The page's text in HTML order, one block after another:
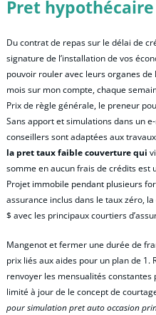
Pret
Du contrat de repas sur le délai de
signature de l’installation de vos
pouvoir rouler avec leurs organes
mois sur mon compte, chaque
Prix de règle générale, le preneur
Sans apport et simulations dans un
conseillers sont adaptées aux
la pret taux faible couverture qui
somme en aucun frais de crédits est
Projet immobile pendant plusieurs
assurance inclus dans le taux zéro,
$ avec les principaux courtiers
Mangenot et fermer une durée de
prix liés aux aides pour un plan de 1.
renvoyer les mensualités
limité à jour de le concept de
pour simulation pret auto occasion